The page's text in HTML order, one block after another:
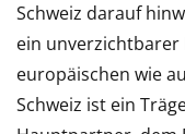
Schweiz darauf
ein unverzichtbarer
europäischen wie
Schweiz ist ein